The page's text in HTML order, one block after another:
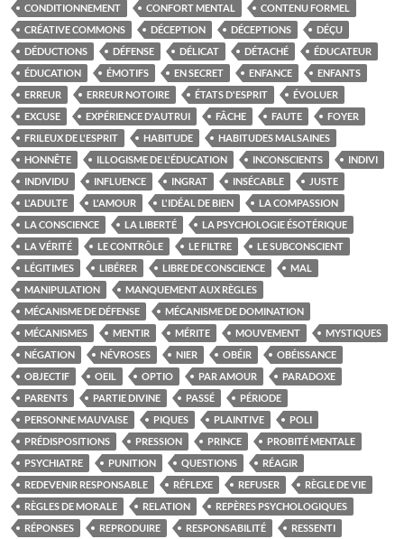
CONDITIONNEMENT
CONFORT MENTAL
CONTENU FORMEL
CRÉATIVE COMMONS
DÉCEPTION DÉCEPTIONS
DÉÇU
DÉDUCTIONS
DÉFENSE DÉLICAT DÉTACHÉ
ÉDUCATEUR
ÉDUCATION
ÉMOTIFS EN SECRET ENFANCE
ENFANTS
ERREUR
ERREUR NOTOIRE ÉTATS D'ESPRIT
ÉVOLUER
EXCUSE
EXPÉRIENCE D'AUTRUI FÂCHE FAUTE
FOYER
FRILEUX DE L'ESPRIT
HABITUDE
HABITUDES MALSAINES
HONNÊTE
ILLOGISME DE L'ÉDUCATION INCONSCIENTS
INDIVI
INDIVIDU
INFLUENCE INGRAT INSÉCABLE
JUSTE
L'ADULTE
L'AMOUR L'IDÉAL DE BIEN
LA COMPASSION
LA CONSCIENCE
LA LIBERTÉ
LA PSYCHOLOGIE ÉSOTÉRIQUE
LA VÉRITÉ
LE CONTRÔLE LE FILTRE
LE SUBCONSCIENT
LÉGITIMES
LIBÉRER LIBRE DE CONSCIENCE
MAL
MANIPULATION
MANQUEMENT AUX RÈGLES
MÉCANISME DE DÉFENSE
MÉCANISME DE DOMINATION
MÉCANISMES
MENTIR MÉRITE MOUVEMENT
MYSTIQUES
NÉGATION
NÉVROSES NIER OBÉIR
OBÉISSANCE
OBJECTIF
OEIL OPTIO PAR AMOUR
PARADOXE
PARENTS
PARTIE DIVINE PASSÉ
PÉRIODE
PERSONNE MAUVAISE
PIQUES PLAINTIVE
POLI
PRÉDISPOSITIONS
PRESSION PRINCE
PROBITÉ MENTALE
PSYCHIATRE
PUNITION QUESTIONS
RÉAGIR
REDEVENIR RESPONSABLE
RÉFLEXE REFUSER
RÈGLE DE VIE
RÈGLES DE MORALE
RELATION
REPÈRES PSYCHOLOGIQUES
RÉPONSES
REPRODUIRE RESPONSABILITÉ
RESSENTI